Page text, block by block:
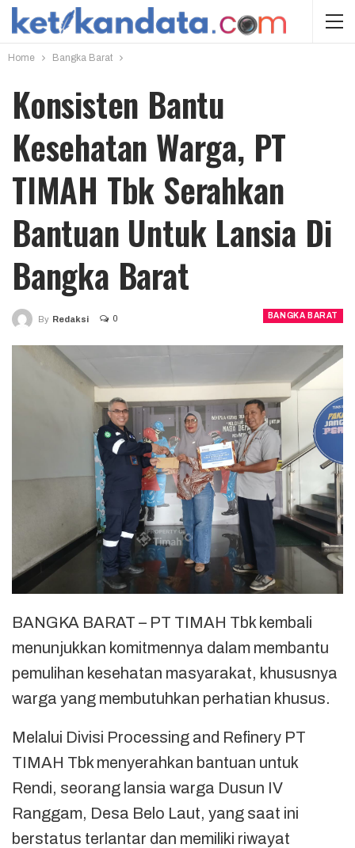
Home Bangka Barat
Konsisten Bantu
Kesehatan Warga, PT
TIMAH Tbk Serahkan
Bantuan Untuk Lansia Di
Bangka Barat
BANGKA BARAT
By Redaksi 0
BANGKA BARAT – PT TIMAH Tbk kembali
menunjukkan komitmennya dalam membantu
pemulihan kesehatan masyarakat, khususnya
warga yang membutuhkan perhatian khusus.
Melalui Divisi Processing and Refinery PT
TIMAH Tbk menyerahkan bantuan untuk
Rendi, seorang lansia warga Dusun IV
Ranggam, Desa Belo Laut, yang saat ini
berstatus terlantar dan memiliki riwayat